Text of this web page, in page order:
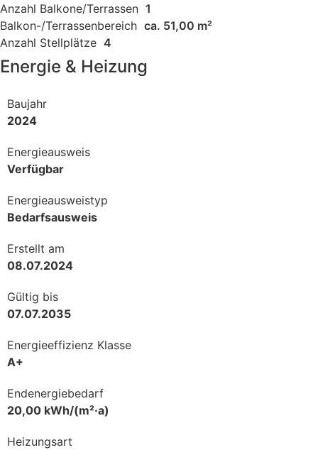
Anzahl Balkone/Terrassen 1
Balkon-/Terrassenbereich ca. 51,00 m²
Anzahl Stellplätze 4
Energie & Heizung
Baujahr
2024
Energieausweis
Verfügbar
Energie­ausweistyp
Bedarfsausweis
Erstellt am
08.07.2024
Gültig bis
07.07.2035
Energieeffizienz Klasse
A+
Endenergiebedarf
20,00 kWh/(m²·a)
Heizungsart